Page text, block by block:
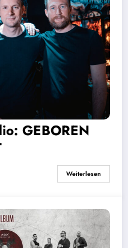
GEBOREN
Weiterlesen